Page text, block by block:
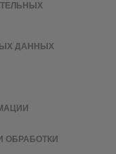
ДАННЫХ
ОБРАБОТКИ